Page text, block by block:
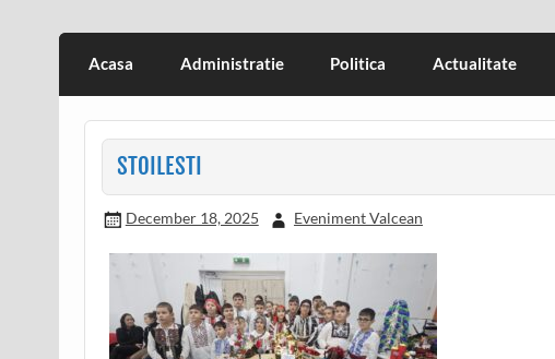
Acasa Administratie Politica Actualitate
STOILESTI
December 18, 2025 Eveniment Valcean